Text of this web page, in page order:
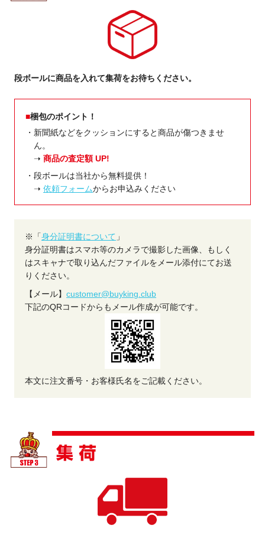
段ボールに商品を入れて集荷をお待ちください。
梱包のポイント！
・新聞紙などをクッションにすると商品が傷つきませ
ん。
➝商品の査定額 UP!
・段ボールは当社から無料提供！
➝依頼フォームからお申込みください
※「身分証明書について 」
身分証明書はスマホ等のカメラで撮影した画像、もしく
はスキャナで取り込んだファイルをメール添付にてお送
りください。
【メール】customer@buyking.club
下記のQRコードからもメール作成が可能です。
本文に注文番号・お客様氏名をご記載ください。